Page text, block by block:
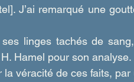
J’ai remarqué une
linges tachés de
Hamel pour son analyse.
la véracité de ces faits,